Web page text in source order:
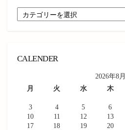
CATEGORY
CALENDER
2026年8月
月
火 水 木
3
4 5 6
10
11 12 13
17
18 19 20